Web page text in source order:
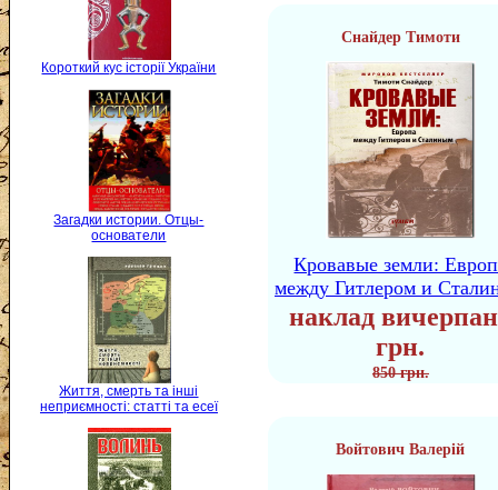
Короткий кус історії України
Загадки истории. Отцы-
основатели
Життя, смерть та інші
неприємності: статті та есеї
Снайдер Тимоти
Кровавые земли:
между Гитлером и
наклад
грн.
850 грн.
Войтович Валерій